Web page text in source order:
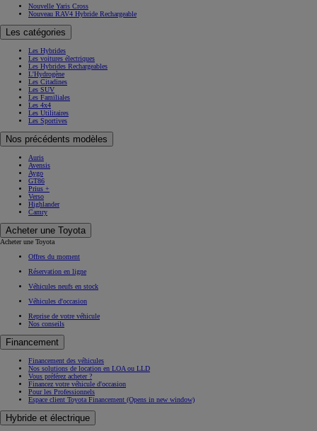
Nouvelle Yaris Cross
Nouveau RAV4 Hybride Rechargeable
Les catégories
Les Hybrides
Les voitures électriques
Les Hybrides Rechargeables
L'Hydrogène
Les Citadines
Les SUV
Les Familiales
Les 4x4
Les Utilitaires
Les Sportives
Nos précédents modèles
Auris
Avensis
Aygo
GT86
Prius +
Verso
Highlander
Camry
Acheter une Toyota
Acheter une Toyota
Offres du moment
Réservation en ligne
Véhicules neufs en stock
Véhicules d'occasion
Reprise de votre véhicule
Nos conseils
Financement
Financement des véhicules
Nos solutions de location en LOA ou LLD
Vous préférez acheter ?
Financez votre véhicule d'occasion
Pour les Professionnels
Espace client Toyota Financement (Opens in new window)
Hybride et électrique